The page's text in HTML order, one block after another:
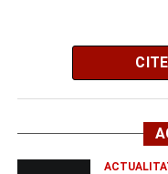
Poliția Municipiului
112, în jurul orei
evenimentului rutier.
Din primele cercetări